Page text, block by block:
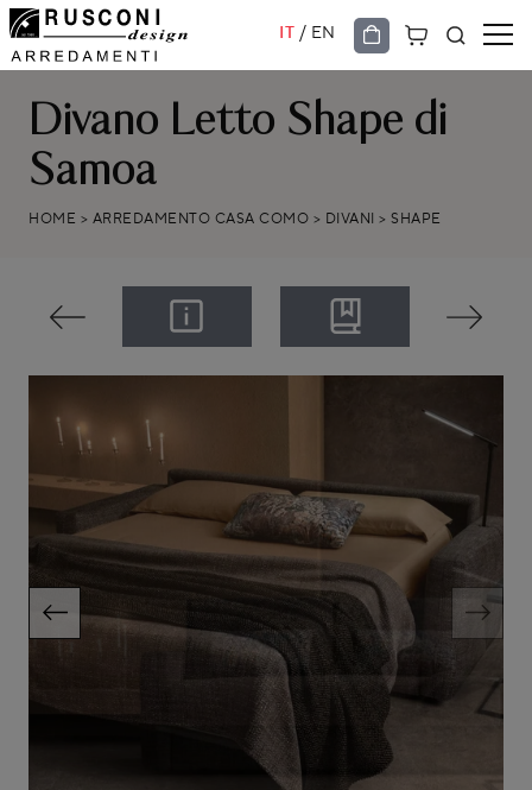
IT / EN
Divano Letto Shape di
Samoa
HOME > ARREDAMENTO CASA COMO > DIVANI > SHAPE